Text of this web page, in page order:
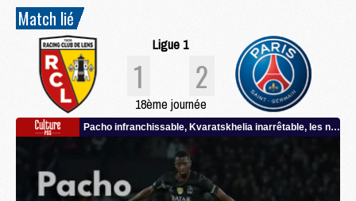
Match lié
Ligue 1
1 2
18ème journée